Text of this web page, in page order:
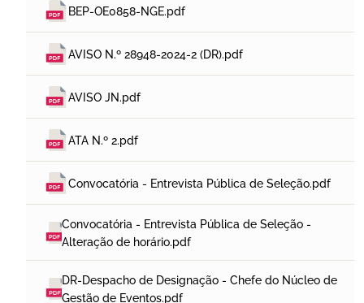
BEP-OE0858-NGE.pdf
AVISO N.º 28948-2024-2 (DR).pdf
AVISO JN.pdf
ATA N.º 2.pdf
Convocatória - Entrevista Pública de Seleção.pdf
Convocatória - Entrevista Pública de Seleção -
Alteração de horário.pdf
DR-Despacho de Designação - Chefe do Núcleo de
Gestão de Eventos.pdf